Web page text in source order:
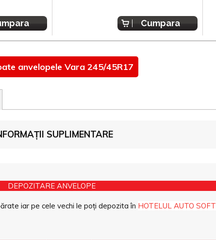
Cumpara
anvelopele Vara 245/45R17
SUPLIMENTARE
DEPOZITARE ANVELOPE
iar pe cele vechi le poți depozita în HOTELUL AUTO SOFT